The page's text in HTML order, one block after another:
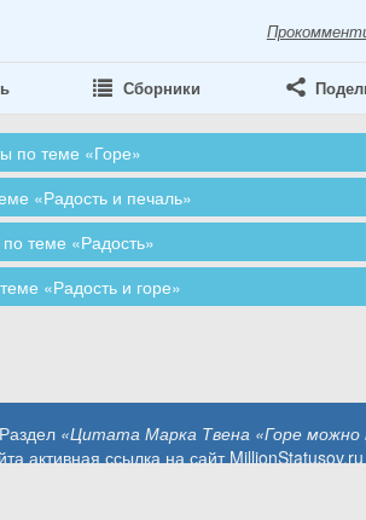
Сборники
по теме «Горе»
«Радость и печаль»
теме «Радость»
«Радость и горе»
«Цитата Марка Твена «Горе
активная ссылка на сайт